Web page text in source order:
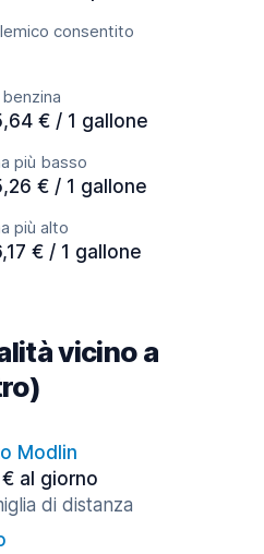
consentito
€ / 1 gallone
più basso
€ / 1 gallone
più alto
€ / 1 gallone
vicino a
Modlin
al giorno
di distanza